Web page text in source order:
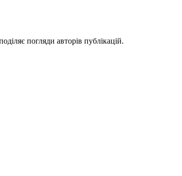
погляди авторів публікацій.